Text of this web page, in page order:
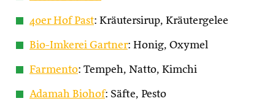
40er Hof Past: Kräutersirup, Kräutergelee
Bio-Imkerei Gartner: Honig, Oxymel
Farmento: Tempeh, Natto, Kimchi
Adamah Biohof: Säfte, Pesto